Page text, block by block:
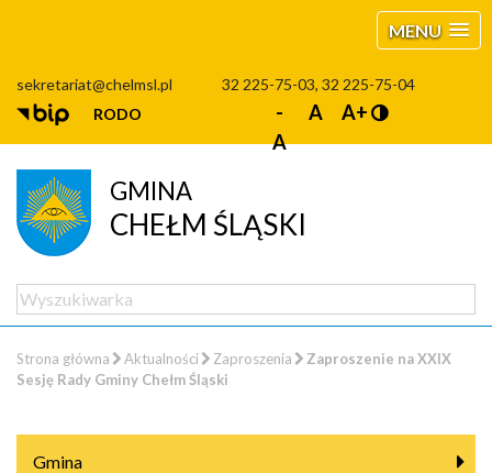
MENU
sekretariat@chelmsl.pl
32 225-75-03, 32 225-75-04
RODO
-
A
A A+
GMINA
CHEŁM ŚLĄSKI
Strona główna Aktualności Zaproszenia
Zaproszenie na XXIX
Sesję Rady Gminy Chełm Śląski
Gmina